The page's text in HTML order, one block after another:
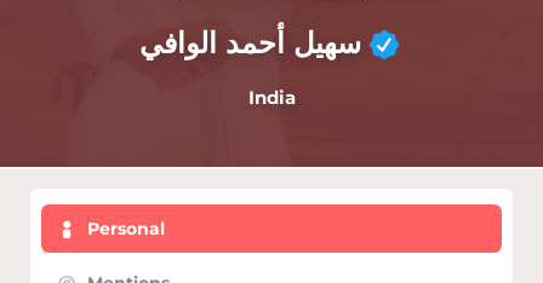
سهيل أحمد الوافي
India
Personal